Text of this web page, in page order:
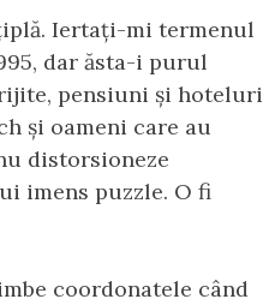
Iertați-mi termenul
dar ăsta-i purul
pensiuni și hoteluri
și oameni care au
distorsioneze
imens puzzle. O fi
coordonatele când